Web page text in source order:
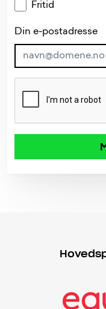
Fritid
Din e-postadresse